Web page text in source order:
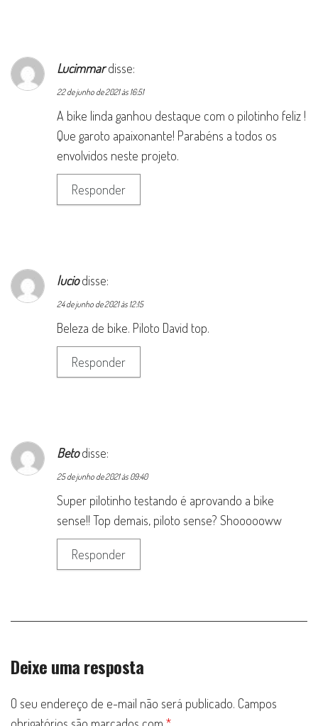
Lucimmar disse:
22 de junho de 2021 às 16:51
A bike linda ganhou destaque com o pilotinho feliz !
Que garoto apaixonante! Parabéns a todos os
envolvidos neste projeto.
Responder
lucio disse:
24 de junho de 2021 às 12:15
Beleza de bike. Piloto David top.
Responder
Beto disse:
25 de junho de 2021 às 09:40
Super pilotinho testando é aprovando a bike
sense!! Top demais, piloto sense? Shoooooww
Responder
Deixe uma resposta
O seu endereço de e-mail não será publicado. Campos